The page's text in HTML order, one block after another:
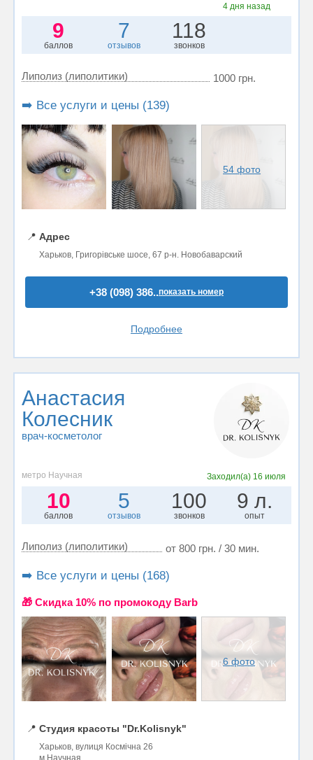
4 дня назад
9
баллов
7
отзывов
118
звонков
Липолиз (липолитики) 1000 грн.
➡️ Все услуги и цены (139)
54 фото
📍 Адрес
Харьков, Григорівське шосе, 67 р-н. Новобаварский
+38 (098) 386..показать номер
Подробнее
Анастасия
Колесник
врач-косметолог
метро Научная Заходил(а) 16 июля
10
баллов
5
отзывов
100
звонков
9 л.
опыт
Липолиз (липолитики) от 800 грн. / 30 мин.
➡️ Все услуги и цены (168)
🎁 Cкидка 10% по промокоду Barb
6 фото
📍 Студия красоты "Dr.Kolisnyk"
Харьков, вулиця Космічна 26
м.Научная